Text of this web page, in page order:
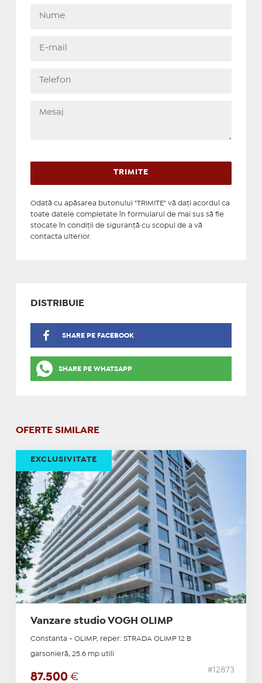
Odată cu apăsarea butonului "TRIMITE" vă daţi acordul ca
toate datele completate în formularul de mai sus să fie
stocate în condiţii de siguranţă cu scopul de a vă
contacta ulterior.
DISTRIBUIE
SHARE PE FACEBOOK
SHARE PE WHATSAPP
OFERTE SIMILARE
Vanzare studio VOGH OLIMP
Constanta - OLIMP, reper: STRADA OLIMP 12 B
garsonieră, 25.6 mp utili
87.500 €
#12873
EXCLUSIVITATE